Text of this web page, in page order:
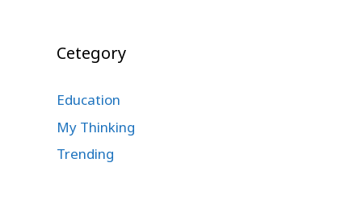
Cetegory
Education
My Thinking
Trending